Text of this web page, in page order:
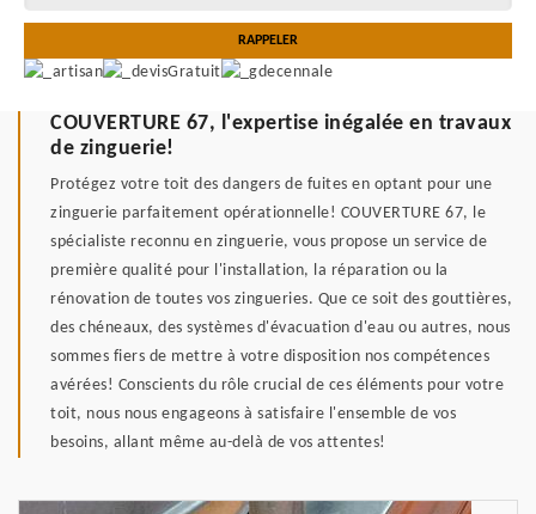
COUVERTURE 67, l'expertise inégalée en travaux
de zinguerie!
Protégez votre toit des dangers de fuites en optant pour une
zinguerie parfaitement opérationnelle! COUVERTURE 67, le
spécialiste reconnu en zinguerie, vous propose un service de
première qualité pour l'installation, la réparation ou la
rénovation de toutes vos zingueries. Que ce soit des gouttières,
des chéneaux, des systèmes d'évacuation d'eau ou autres, nous
sommes fiers de mettre à votre disposition nos compétences
avérées! Conscients du rôle crucial de ces éléments pour votre
toit, nous nous engageons à satisfaire l'ensemble de vos
besoins, allant même au-delà de vos attentes!